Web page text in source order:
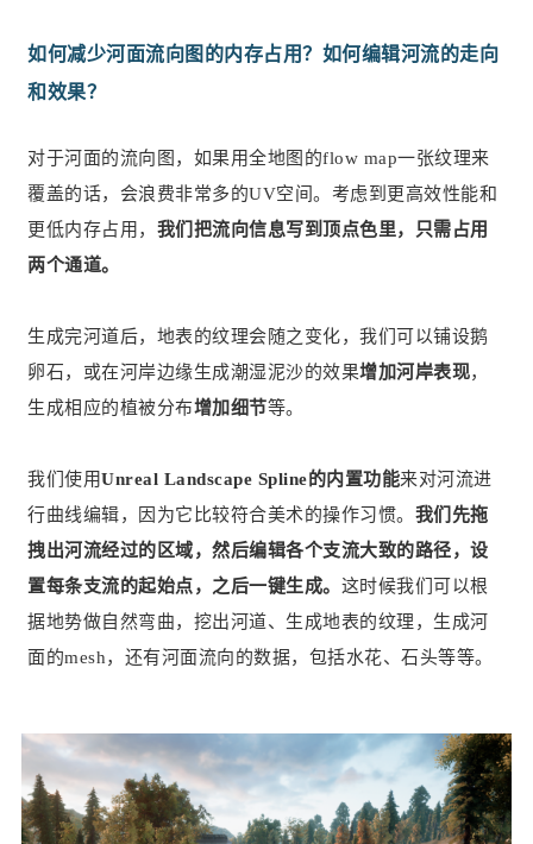
如何减少河面流向图的内存占用？如何编辑河流的走向
和效果？
对于河面的流向图，如果用全地图的flow map一张纹理来
覆盖的话，会浪费非常多的UV空间。考虑到更高效性能和
更低内存占用， 我们把流向信息写到顶点色里，只需占用
两个通道。
生成完河道后，地表的纹理会随之变化，我们可以铺设鹅
卵石，或在河岸边缘生成潮湿泥沙的效果增加河岸表现，
生成相应的植被分布增加细节等。
我们使用Unreal Landscape Spline的内置功能来对河流进
行曲线编辑，因为它比较符合美术的操作习惯。 我们先拖
拽出河流经过的区域，然后编辑各个支流大致的路径，设
置每条支流的起始点，之后一键生成。 这时候我们可以根
据地势做自然弯曲，挖出河道、生成地表的纹理，生成河
面的mesh，还有河面流向的数据，包括水花、石头等等。